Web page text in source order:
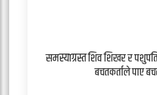
समस्याग्रस्त शिव शिखर र
बचतकर्ताले पाए